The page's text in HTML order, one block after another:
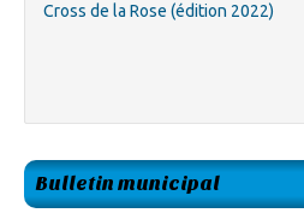
Cross de la Rose (édition 2022)
Bulletin municipal